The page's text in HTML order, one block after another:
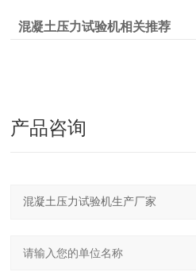
混凝土压力试验机相关推荐
产品咨询